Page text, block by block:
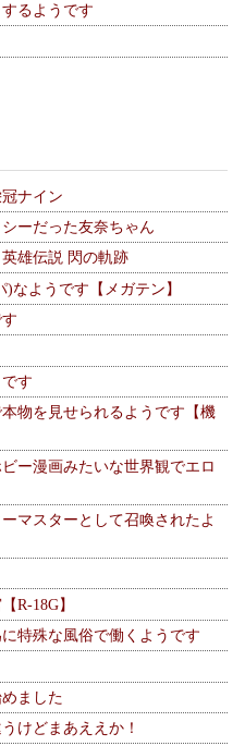
るようです
ナイン
ーだった友奈ちゃん
雄伝説 閃の軌跡
なようです【メガテン】
す
物を見せられるようです【機
ー漫画みたいな世界観でエロ
マスターとして召喚されたよ
R-18G】
特殊な風俗で働くようです
ました
けどまあええか！